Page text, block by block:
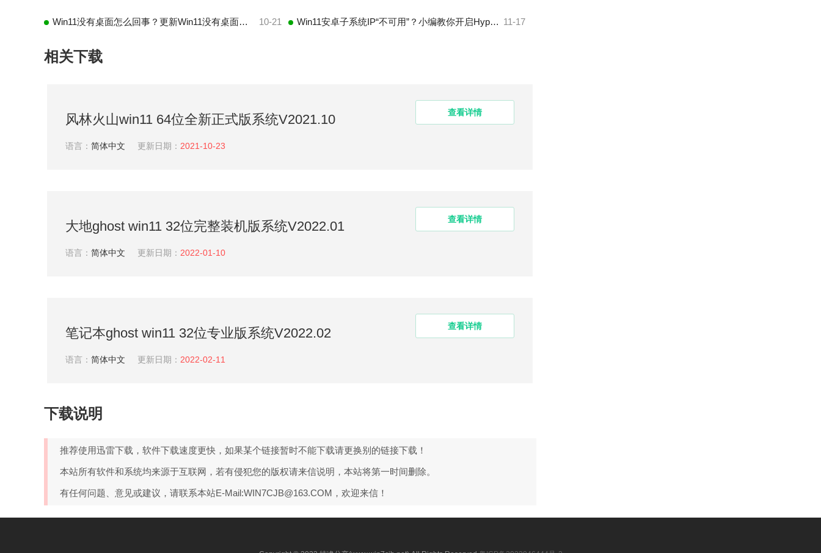
Win11没有桌面怎么回事？更新Win11没有桌面解决方法 10-21 Win11安卓子系统IP“不可用”？小编教你开启Hyper-V虚拟化可解决 11-17
相关下载
风林火山win11 64位全新正式版系统V2021.10
语言： 简体中文 更新日期： 2021-10-23
查看详情
大地ghost win11 32位完整装机版系统V2022.01
语言： 简体中文 更新日期： 2022-01-10
查看详情
笔记本ghost win11 32位专业版系统V2022.02
语言： 简体中文 更新日期： 2022-02-11
查看详情
下载说明
推荐使用迅雷下载，软件下载速度更快，如果某个链接暂时不能下载请更换别的链接下载！
本站所有软件和系统均来源于互联网，若有侵犯您的版权请来信说明，本站将第一时间删除。
有任何问题、意见或建议，请联系本站E-Mail:WIN7CJB@163.COM，欢迎来信！